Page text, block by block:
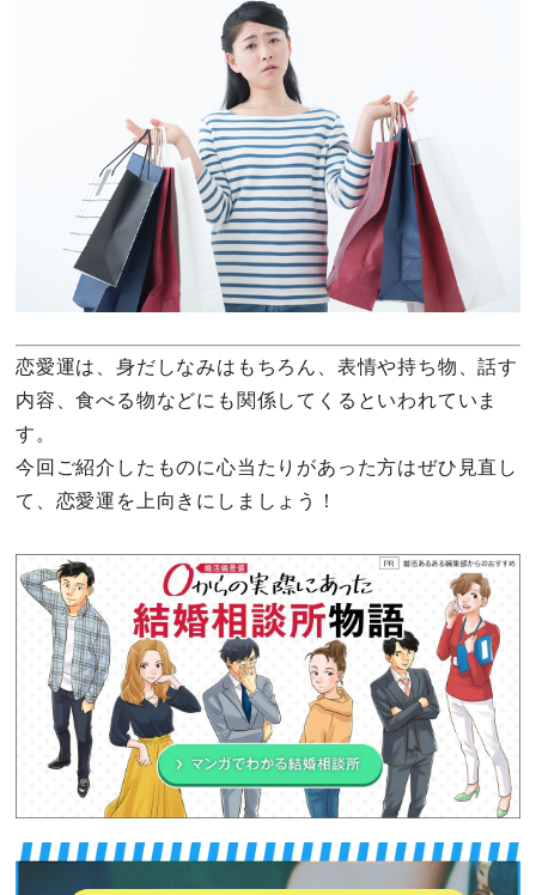
恋愛運は、身だしなみはもちろん、表情や持ち物、話す
内容、食べる物などにも関係してくるといわれていま
す。
今回ご紹介したものに心当たりがあった方はぜひ見直し
て、恋愛運を上向きにしましょう！